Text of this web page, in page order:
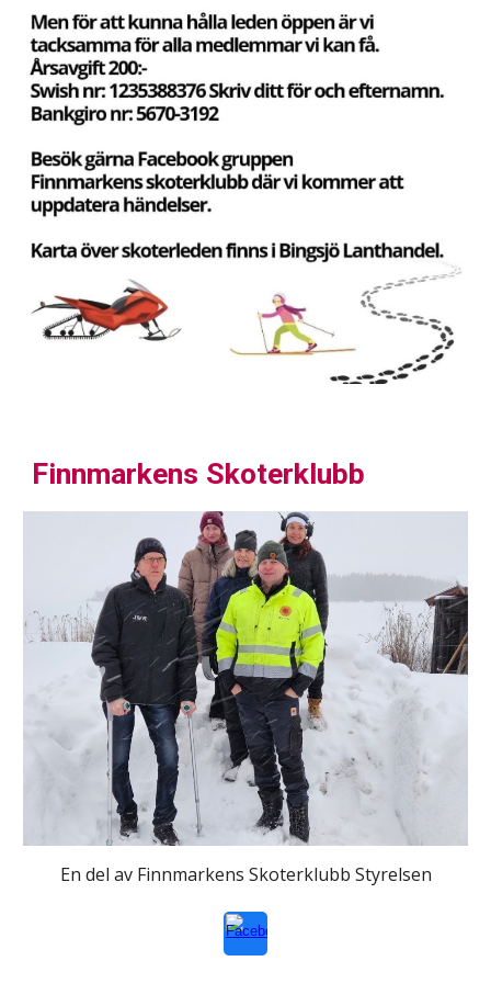
Finnmarkens Skoterklubb
En del av Finnmarkens Skoterklubb Styrelsen